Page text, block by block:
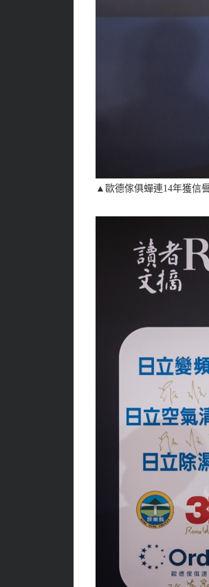
▲ 歐德傢俱蟬連14年獲信